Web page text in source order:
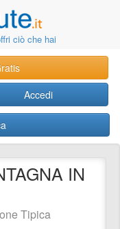
ciò che hai
Accedi
IN
Tipica